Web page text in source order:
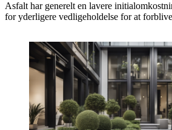
Asfalt har generelt en lavere
for yderligere vedligeholdelse for at